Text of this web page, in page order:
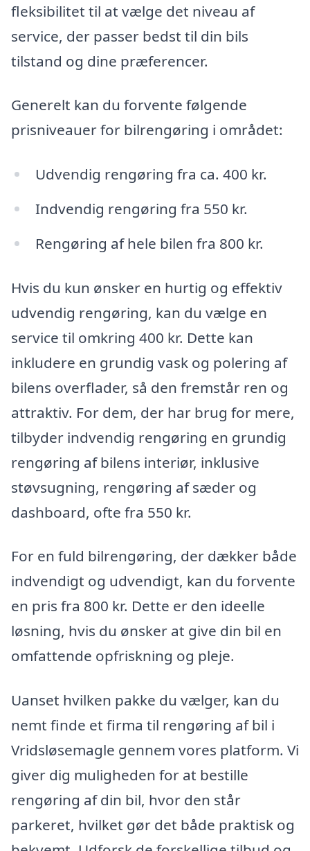
fleksibilitet til at vælge det niveau af
service, der passer bedst til din bils
tilstand og dine præferencer.
Generelt kan du forvente følgende
prisniveauer for bilrengøring i området:
Udvendig rengøring fra ca. 400 kr.
Indvendig rengøring fra 550 kr.
Rengøring af hele bilen fra 800 kr.
Hvis du kun ønsker en hurtig og effektiv
udvendig rengøring, kan du vælge en
service til omkring 400 kr. Dette kan
inkludere en grundig vask og polering af
bilens overflader, så den fremstår ren og
attraktiv. For dem, der har brug for mere,
tilbyder indvendig rengøring en grundig
rengøring af bilens interiør, inklusive
støvsugning, rengøring af sæder og
dashboard, ofte fra 550 kr.
For en fuld bilrengøring, der dækker både
indvendigt og udvendigt, kan du forvente
en pris fra 800 kr. Dette er den ideelle
løsning, hvis du ønsker at give din bil en
omfattende opfriskning og pleje.
Uanset hvilken pakke du vælger, kan du
nemt finde et firma til rengøring af bil i
Vridsløsemagle gennem vores platform. Vi
giver dig muligheden for at bestille
rengøring af din bil, hvor den står
parkeret, hvilket gør det både praktisk og